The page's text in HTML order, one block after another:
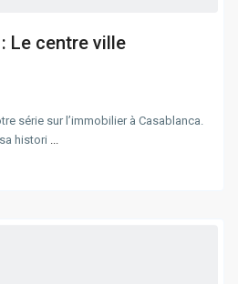
Le centre ville
série sur l’immobilier à Casablanca.
histori ...